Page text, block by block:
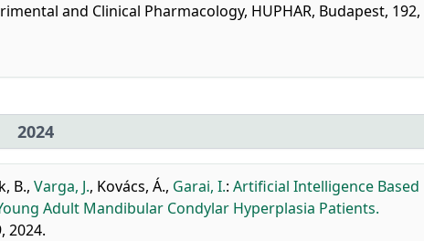
and Clinical Pharmacology, HUPHAR, Budapest, 192,
2024
B., Varga, J., Kovács, Á., Garai, I.: Artificial Intelligence Based
Adult Mandibular Condylar Hyperplasia Patients.
2024.